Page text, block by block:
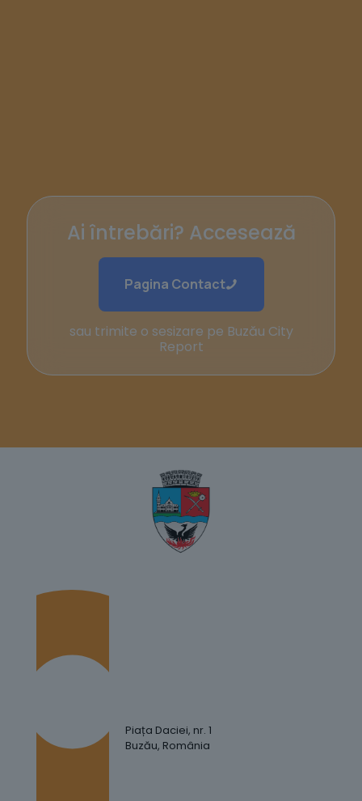
Ai întrebări? Accesează
Pagina Contact
sau trimite o sesizare pe Buzău City
Report
Piața Daciei, nr. 1
Buzău, România